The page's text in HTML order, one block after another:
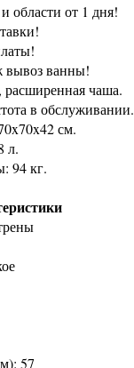
области от 1 дня!
вывоз ванны!
расширенная чаша.
в обслуживании.
см.
л.
94 кг.
57